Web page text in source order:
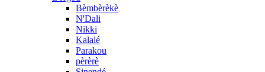
Bèmbèrèkè
N'Dali
Nikki
Kalalé
Parakou
pèrèrè